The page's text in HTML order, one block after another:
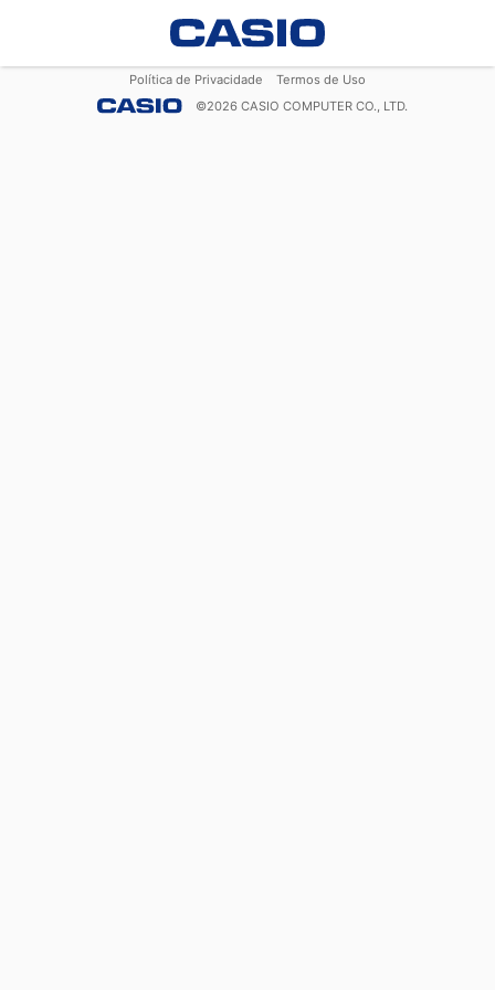
Política de Privacidade
Termos de Uso
©2026 CASIO COMPUTER CO., LTD.